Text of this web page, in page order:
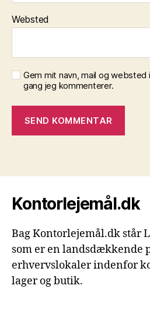
Websted
Gem mit navn, mail og
gang jeg kommenterer.
Kontorlejemål.dk
Bag Kontorlejemål.dk står
som er en landsdækkende
erhvervslokaler indenfor
lager og butik.